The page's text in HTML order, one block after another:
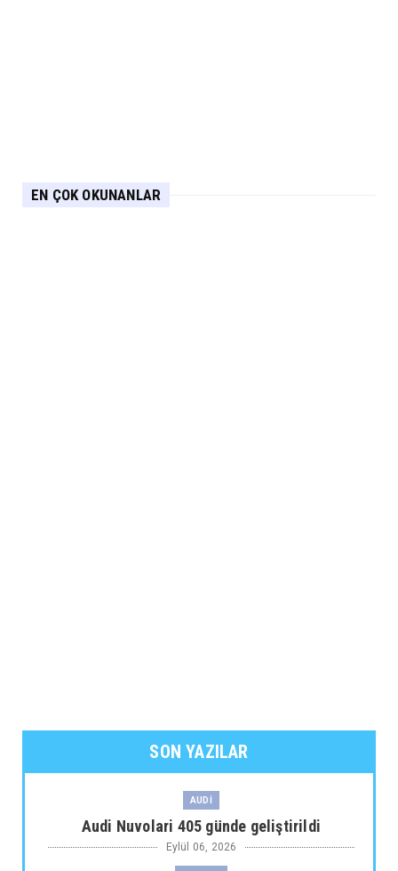
EN ÇOK OKUNANLAR
SON YAZILAR
AUDİ
Audi Nuvolari 405 günde geliştirildi
Eylül 06, 2026